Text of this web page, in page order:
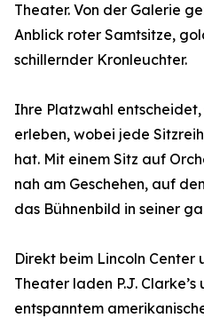
Theater. Von der Galerie
Anblick roter Samtsitze,
schillernder Kronleuchter.
Ihre Platzwahl
erleben, wobei jede
hat. Mit einem Sitz auf
nah am Geschehen, auf
das Bühnenbild in seiner
Direkt beim Lincoln Center
Theater laden P.J. Clarke’s
entspanntem